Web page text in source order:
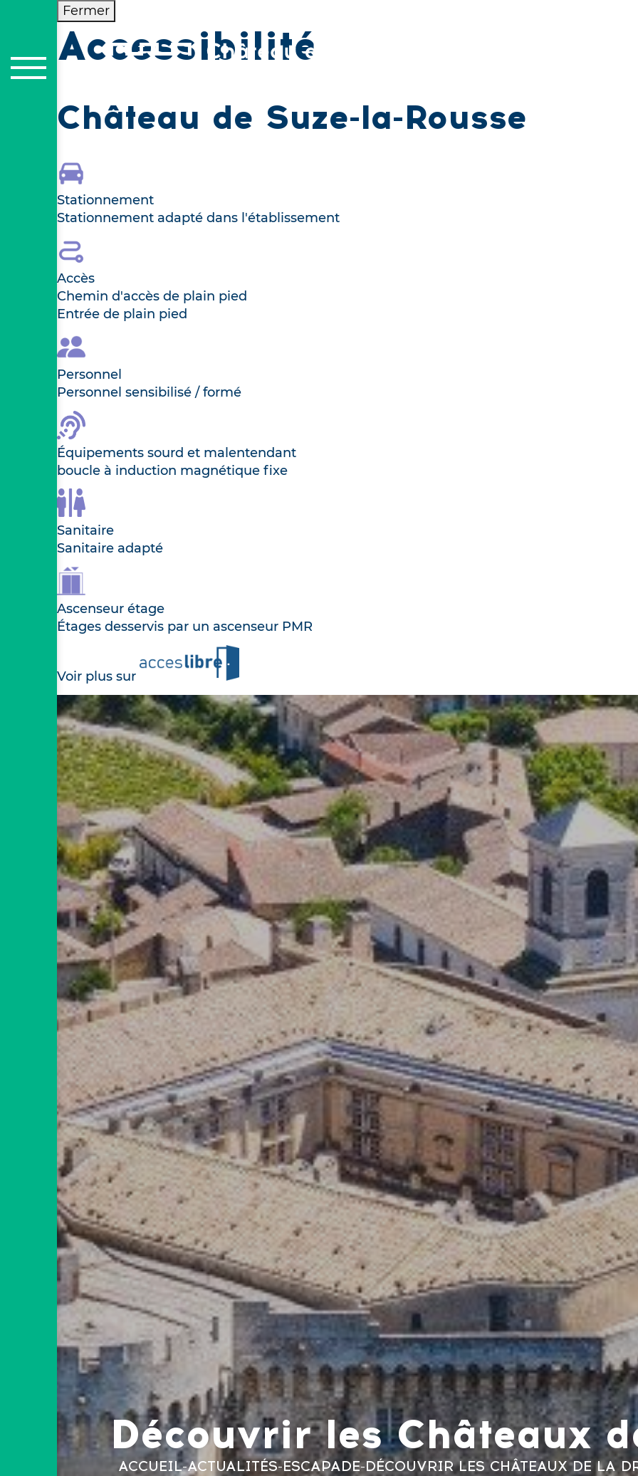
Fermer
Accessibilité
Château de Suze-la-Rousse
Stationnement
Stationnement adapté dans l'établissement
Accès
Chemin d'accès de plain pied
Entrée de plain pied
Personnel
Personnel sensibilisé / formé
Équipements sourd et malentendant
boucle à induction magnétique fixe
Sanitaire
Sanitaire adapté
Ascenseur étage
Étages desservis par un ascenseur PMR
Voir plus sur
Découvrir les Châteaux
ACCUEIL-ACTUALITÉS-ESCAPADE-DÉCOUVRIR LES CHÂTEAUX DE LA